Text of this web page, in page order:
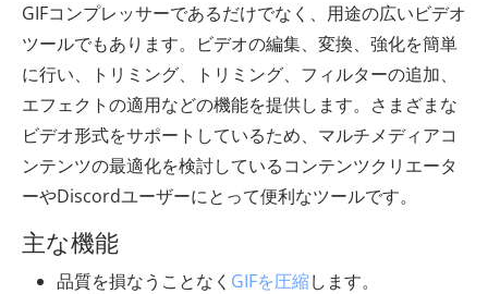
GIFコンプレッサーであるだけでなく、用途の広いビデオ
ツールでもあります。ビデオの編集、変換、強化を簡単
に行い、トリミング、トリミング、フィルターの追加、
エフェクトの適用などの機能を提供します。さまざまな
ビデオ形式をサポートしているため、マルチメディアコ
ンテンツの最適化を検討しているコンテンツクリエータ
ーやDiscordユーザーにとって便利なツールです。
主な機能
品質を損なうことなく GIFを圧縮します。